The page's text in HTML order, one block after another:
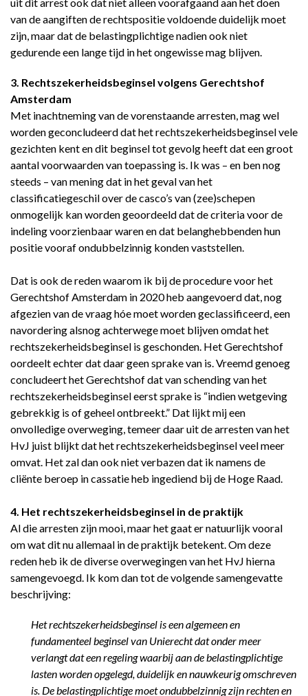
van de aangiften de rechtspositie voldoende duidelijk moet
zijn, maar dat de belastingplichtige nadien ook niet
gedurende een lange tijd in het ongewisse mag blijven.
3. Rechtszekerheidsbeginsel volgens Gerechtshof
Amsterdam
Met inachtneming van de vorenstaande arresten, mag wel
worden geconcludeerd dat het rechtszekerheidsbeginsel vele
gezichten kent en dit beginsel tot gevolg heeft dat een groot
aantal voorwaarden van toepassing is. Ik was – en ben nog
steeds – van mening dat in het geval van het
classificatiegeschil over de casco’s van (zee)schepen
onmogelijk kan worden geoordeeld dat de criteria voor de
indeling voorzienbaar waren en dat belanghebbenden hun
positie vooraf ondubbelzinnig konden vaststellen.
Dat is ook de reden waarom ik bij de procedure voor het
Gerechtshof Amsterdam in 2020 heb aangevoerd dat, nog
afgezien van de vraag hóe moet worden geclassificeerd, een
navordering alsnog achterwege moet blijven omdat het
rechtszekerheidsbeginsel is geschonden. Het Gerechtshof
oordeelt echter dat daar geen sprake van is. Vreemd genoeg
concludeert het Gerechtshof dat van schending van het
rechtszekerheidsbeginsel eerst sprake is “indien wetgeving
gebrekkig is of geheel ontbreekt.” Dat lijkt mij een
onvolledige overweging, temeer daar uit de arresten van het
HvJ juist blijkt dat het rechtszekerheidsbeginsel veel meer
omvat. Het zal dan ook niet verbazen dat ik namens de
cliënte beroep in cassatie heb ingediend bij de Hoge Raad.
4. Het rechtszekerheidsbeginsel in de praktijk
Al die arresten zijn mooi, maar het gaat er natuurlijk vooral
om wat dit nu allemaal in de praktijk betekent. Om deze
reden heb ik de diverse overwegingen van het HvJ hierna
samengevoegd. Ik kom dan tot de volgende samengevatte
beschrijving:
Het rechtszekerheidsbeginsel is een algemeen en
fundamenteel beginsel van Unierecht dat onder meer
verlangt dat een regeling waarbij aan de belastingplichtige
lasten worden opgelegd, duidelijk en nauwkeurig omschreven
is. De belastingplichtige moet ondubbelzinnig zijn rechten en